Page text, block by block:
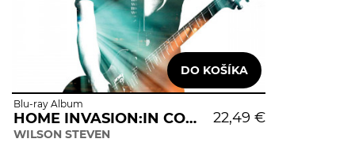
22,49 €
Blu-ray Album
HOME INVASION:IN CONCERT..
WILSON STEVEN